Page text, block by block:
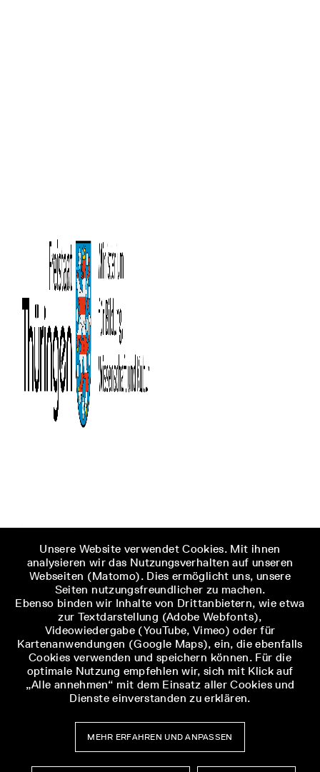
Unsere Website verwendet Cookies. Mit ihnen
analysieren wir das Nutzungsverhalten auf unseren
Webseiten (Matomo). Dies ermöglicht uns, unsere
Seiten nutzungsfreundlicher zu machen.
Ebenso binden wir Inhalte von Drittanbietern, wie etwa
zur Textdarstellung (Adobe Webfonts),
Videowiedergabe (YouTube, Vimeo) oder für
Kartenanwendungen (Google Maps), ein, die ebenfalls
Cookies verwenden und speichern können. Für die
optimale Nutzung empfehlen wir, sich mit Klick auf
„Alle annehmen“ mit dem Einsatz aller Cookies und
Dienste einverstanden zu erklären.
MEHR ERFAHREN UND ANPASSEN